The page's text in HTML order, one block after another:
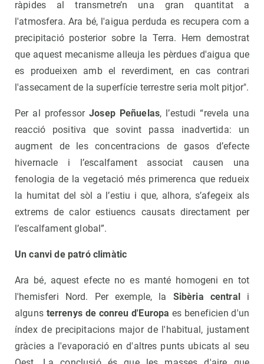
ràpides al transmetre’n una gran quantitat a
l'atmosfera. Ara bé, l'aigua perduda es recupera com a
precipitació posterior sobre la Terra. Hem demostrat
que aquest mecanisme alleuja les pèrdues d'aigua que
es produeixen amb el reverdiment, en cas contrari
l'assecament de la superfície terrestre seria molt pitjor".
Per al professorJosep Peñuelas, l’estudi “revela una
reacció positiva que sovint passa inadvertida: un
augment de les concentracions de gasos d’efecte
hivernacle i l’escalfament associat causen una
fenologia de la vegetació més primerenca que redueix
la humitat del sòl a l’estiu i que, alhora, s’afegeix als
extrems de calor estiuencs causats directament per
l’escalfament global”.
Un canvi de patró climàtic
Ara bé, aquest efecte no es manté homogeni en tot
l'hemisferi Nord. Per exemple, la Sibèria central
i
alguns terrenys de conreu d'Europa es beneficien d'un
índex de precipitacions major de l'habitual, justament
gràcies a l'evaporació en d'altres punts ubicats al seu